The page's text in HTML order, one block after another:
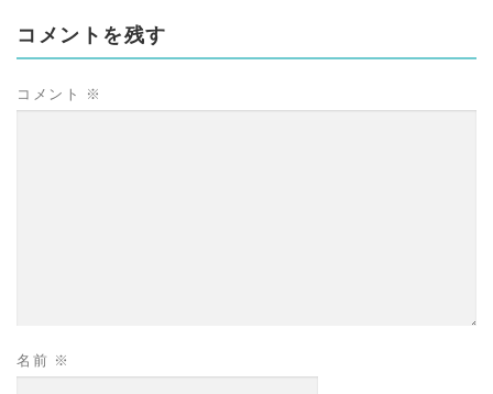
コメントを残す
コメント ※
名前 ※